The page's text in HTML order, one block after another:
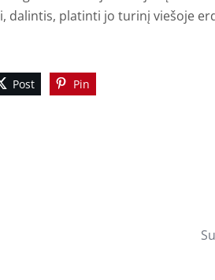
dalintis, platinti jo turinį viešoje
Post Pin